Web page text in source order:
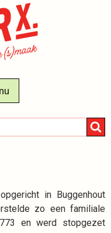
in Buggenhout
zo een familiale
en werd stopgezet